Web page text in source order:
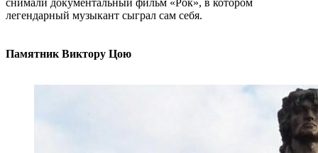
снимали документальный фильм «Рок», в котором
легендарный музыкант сыграл сам себя.
Памятник Виктору Цою